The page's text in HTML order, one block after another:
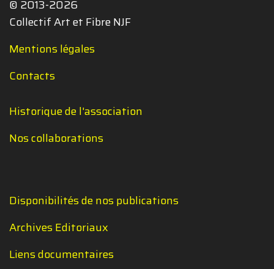
© 2013-2026
Collectif Art et Fibre NJF
Mentions légales
Contacts
Historique de l'association
Nos collaborations
Disponibilités de nos publications
Archives Editoriaux
Liens documentaires